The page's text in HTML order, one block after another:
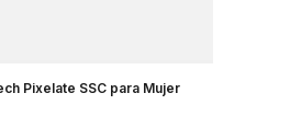
Pixelate SSC para Mujer